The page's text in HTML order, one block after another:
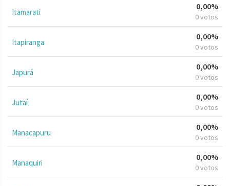
Itamarati
0,00%
0 votos
Itapiranga
0,00%
0 votos
Japurá
0,00%
0 votos
Jutaí
0,00%
0 votos
Manacapuru
0,00%
0 votos
Manaquiri
0,00%
0 votos